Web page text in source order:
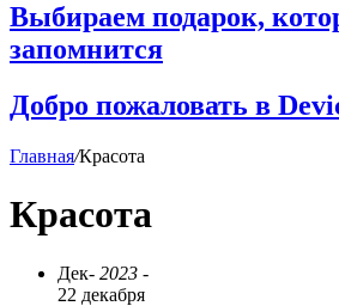
Выбираем подарок,
запомнится
Добро пожаловать в
Главная/Красота
Красота
Дек- 2023 -
22 декабря